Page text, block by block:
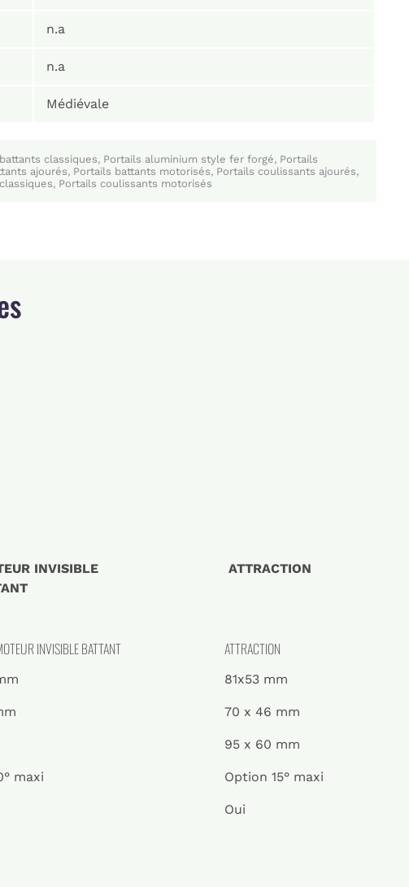
n.a
n.a
Médiévale
classiques, Portails aluminium style fer forgé, Portails
ajourés, Portails battants motorisés, Portails coulissants ajourés,
, Portails coulissants motorisés
INVISIBLE
ATTRACTION
INVISIBLE BATTANT ATTRACTION
81x53 mm
70 x 46 mm
95 x 60 mm
maxi Option 15° maxi
Oui